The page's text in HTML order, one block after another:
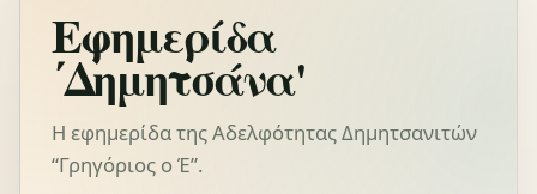
Εφημερίδα
΄Δημητσάνα'
Η εφημερίδα της Αδελφότητας Δημητσανιτών
“Γρηγόριος ο Έ”.